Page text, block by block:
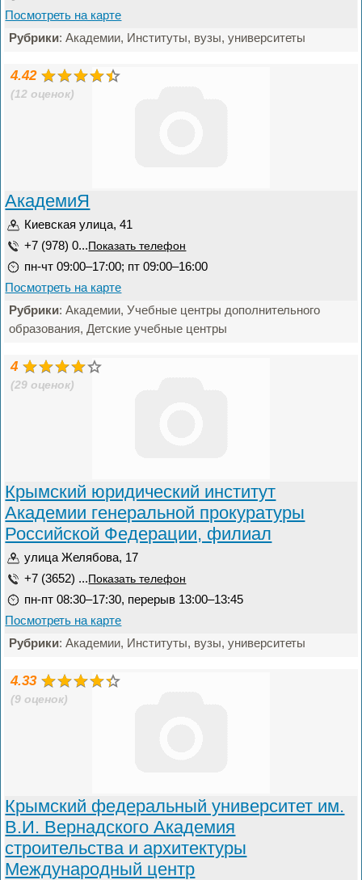
Посмотреть на карте
Рубрики: Академии, Институты, вузы, университеты
4.42
(12 оценок)
АкадемиЯ
Киевская улица, 41
+7 (978) 0... Показать телефон
пн-чт 09:00–17:00; пт 09:00–16:00
Посмотреть на карте
Рубрики: Академии, Учебные центры дополнительного
образования, Детские учебные центры
4
(29 оценок)
Крымский юридический институт
Академии генеральной прокуратуры
Российской Федерации, филиал
улица Желябова, 17
+7 (3652) ... Показать телефон
пн-пт 08:30–17:30, перерыв 13:00–13:45
Посмотреть на карте
Рубрики: Академии, Институты, вузы, университеты
4.33
(9 оценок)
Крымский федеральный университет им.
В.И. Вернадского Академия
строительства и архитектуры
Международный центр